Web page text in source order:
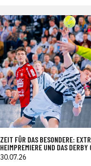
ZEIT FÜR DAS BESONDERE:
HEIMPREMIERE UND DAS DERBY
30.07.26